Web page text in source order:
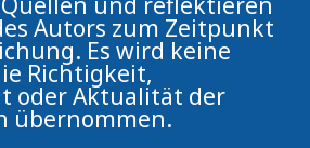
Autors zum Zeitpunkt
Es wird keine
Richtigkeit,
oder Aktualität der
übernommen.